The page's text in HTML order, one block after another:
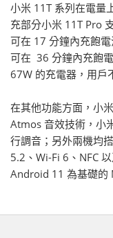
小米 11T 系列在電量
充部分小米 11T Pro
可在 17 分鐘內充飽
可在 36 分鐘內充飽
67W 的充電器，用戶
在其他功能方面，小
Atmos 音效技術，小
行調音；另外兩機均
5.2、Wi-Fi 6、NFC
Android 11 為基礎的